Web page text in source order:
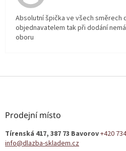
Absolutní špička ve všech směrech
objednavatelem tak při dodání
oboru
Z
Prodejní místo
Tírenská 417, 387 73 Bavorov+420
info@dlazba-skladem.cz